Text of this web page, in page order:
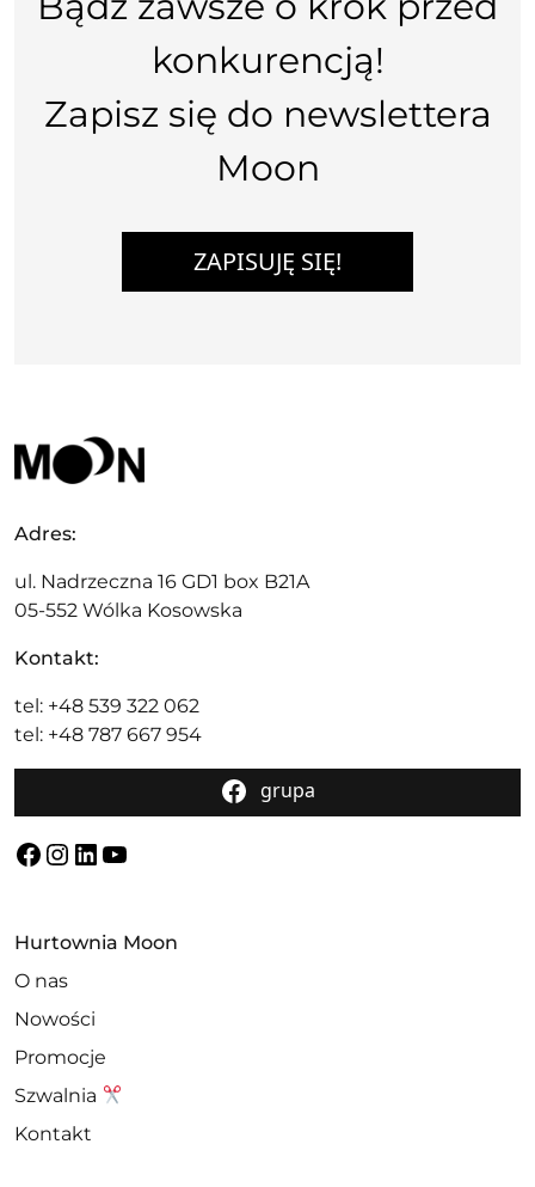
konkurencją!
Zapisz się do newslettera
Moon
ZAPISUJĘ SIĘ!
Adres:
ul. Nadrzeczna 16 GD1 box B21A
05-552 Wólka Kosowska
Kontakt:
tel: +48 539 322 062
tel: +48 787 667 954
grupa
Facebook
Instagram
LinkedIn
YouTube
Hurtownia Moon
O nas
Nowości
Promocje
Szwalnia
Kontakt